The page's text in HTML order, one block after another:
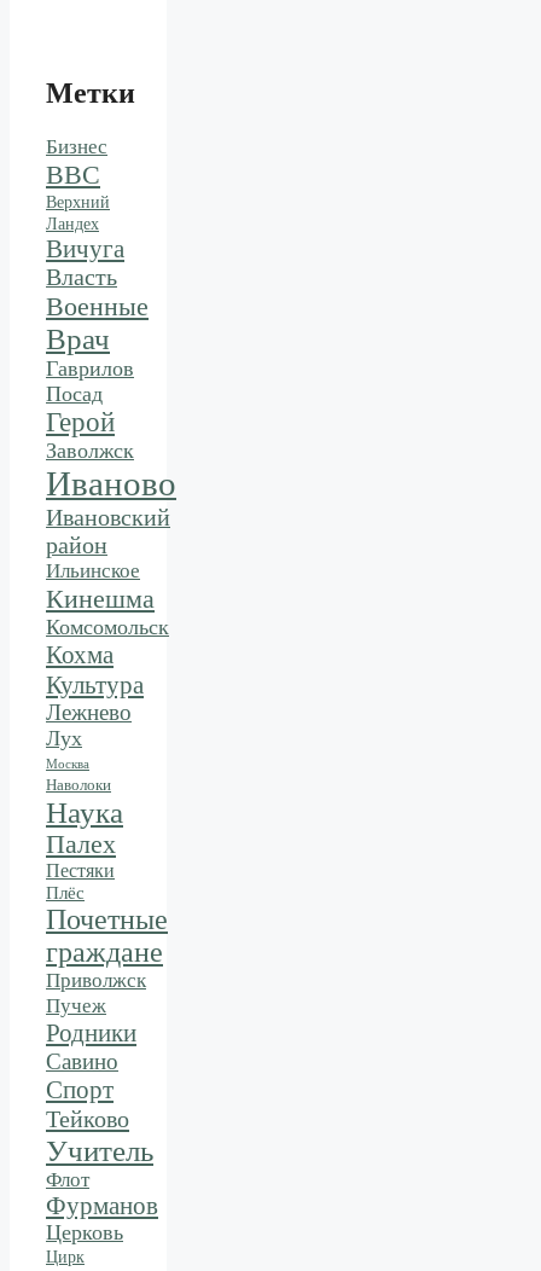
Метки
Бизнес
ВВС
Верхний
Ландех
Вичуга
Власть
Военные
Врач
Гаврилов
Посад
Герой
Заволжск
Иваново
Ивановский
район
Ильинское
Кинешма
Комсомольск
Кохма
Культура
Лежнево
Лух
Москва
Наволоки
Наука
Палех
Пестяки
Плёс
Почетные
граждане
Приволжск
Пучеж
Родники
Савино
Спорт
Тейково
Учитель
Флот
Фурманов
Церковь
Цирк